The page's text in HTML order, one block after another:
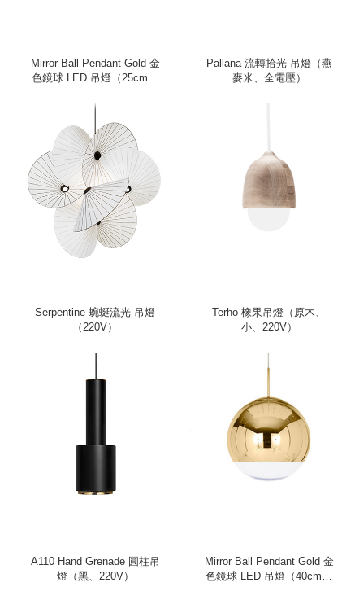
Mirror Ball Pendant Gold 金
色鏡球 LED 吊燈（25cm、
Pallana 流轉拾光 吊燈（燕
麥米、全電壓）
Serpentine 蜿蜒流光 吊燈
（220V）
Terho 橡果吊燈（原木、
小、220V）
A110 Hand Grenade 圓柱吊
燈（黑、220V）
Mirror Ball Pendant Gold 金
色鏡球 LED 吊燈（40cm、